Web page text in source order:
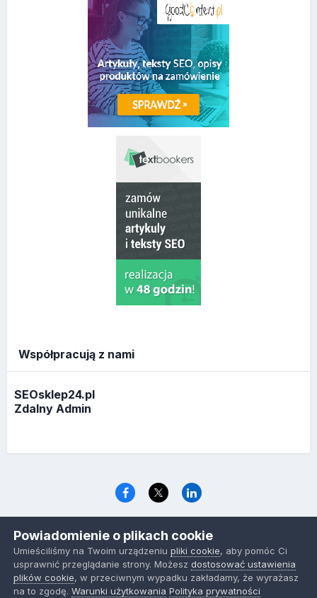
Współpracują z nami
SEOsklep24.pl
Zdalny Admin
www.optymalizacja.com
Powered by Invision Community
Powiadomienie o plikach cookie
Umieściliśmy na Twoim urządzeniupliki cookie, aby pomóc Ci
usprawnić przeglądanie strony. Możeszdostosować ustawienia
plików cookie, w przeciwnym wypadku zakładamy, że wyrażasz
na to zgodę.Warunki użytkowania Polityka prywatności